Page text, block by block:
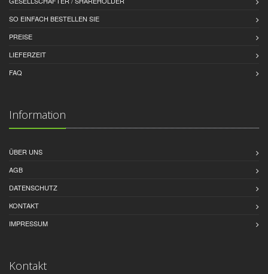
SO EINFACH BESTELLEN SIE
PREISE
LIEFERZEIT
FAQ
Information
ÜBER UNS
AGB
DATENSCHUTZ
KONTAKT
IMPRESSUM
Kontakt